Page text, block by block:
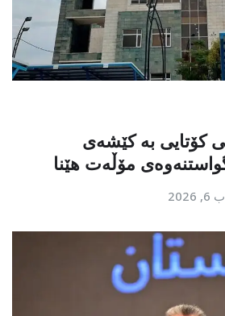
کۆتایی بە کێشەی
مۆڵەت هێنا
2026